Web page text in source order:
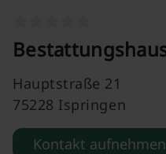
Hauptstraße 21
75228 Ispringen
Kontakt aufnehmen